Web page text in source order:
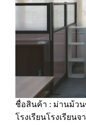
ชื่อสินค้า : ม่านม้ว
โรงเรียนโรงเรียน